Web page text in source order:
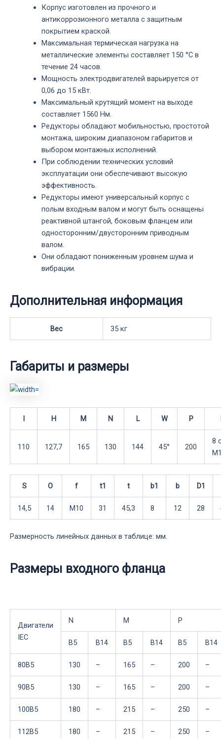
Корпус изготовлен из прочного и
антикоррозионного металла с защитным
покрытием краской.
Максимальная термическая нагрузка на
металлические элементы составляет 150 °C в
течение 24 часов.
Мощность электродвигателей варьируется от
0,06 до 15 кВт.
Максимальный крутящий момент на выходе
составляет 1560 Нм.
Редукторы обладают мобильностью, простотой
монтажа, широким диапазоном габаритов и
выбором монтажных исполнений.
При соблюдении технических условий
эксплуатации они обеспечивают высокую
эффективность.
Редукторы имеют универсальный корпус с
полым входным валом и могут быть оснащены
реактивной штангой, боковым фланцем или
односторонним/двусторонним приводным
валом.
Они обладают пониженным уровнем шума и
вибрации.
Дополнительная информация
Вес 35 кг
Габариты и размеры
I H M N L W P
110 127,7 165 130 144 45° 200
8
S O f t1 t b1 b D1
14,5 14 М10 31 45,3 8 12 28
Размерность линейных данных в таблице: мм.
Размеры входного фланца
Двигатели
IEC
N M P
B5 B14 B5 B14 B5 B14
80B5 130 – 165 – 200 –
90B5 130 – 165 – 200 –
100B5 180 – 215 – 250 –
112B5 180 – 215 – 250 –